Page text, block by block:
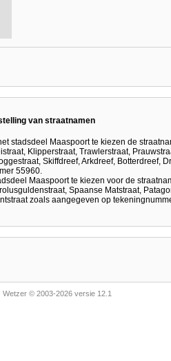
van straatnamen
stadsdeel Maaspoort te kiezen de
Klipperstraat, Trawlerstraat,
Skiffdreef, Arkdreef, Botterdreef,
55960.
Maaspoort te kiezen voor de
Spaanse Matstraat,
zoals aangegeven op
Wetzer © 2003-2026 versie 12.1